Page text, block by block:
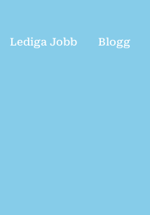
Lediga Jobb Blogg